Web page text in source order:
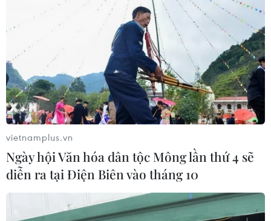
vietnamplus.vn
Ngày hội Văn hóa dân tộc Mông lần thứ 4 sẽ
diễn ra tại Điện Biên vào tháng 10